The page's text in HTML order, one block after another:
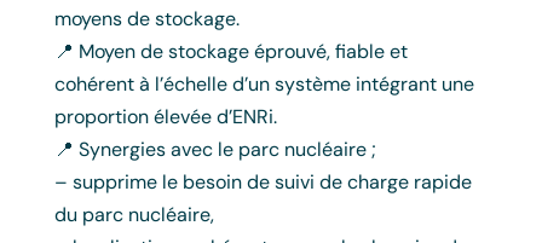
moyens de stockage.
📍 Moyen de stockage éprouvé, fiable et
cohérent à l’échelle d’un système intégrant une
proportion élevée d’ENRi.
📍 Synergies avec le parc nucléaire ;
– supprime le besoin de suivi de charge rapide
du parc nucléaire,